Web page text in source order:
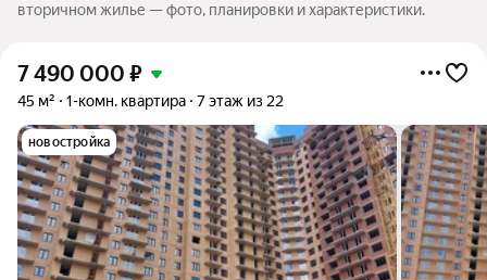
вторичном жилье — фото, планировки и характеристики.
7 490 000 ₽
45 м² 1-комн. квартира 7 этаж из 22
новостройка